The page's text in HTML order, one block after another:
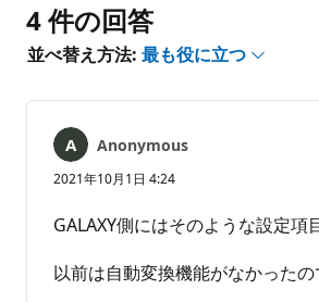
は
あ
ま
ん
4 件の回答
並べ替え方法: 最も役に立つ
Anonymous
2021年10月1日 4:24
GALAXY側にはそのような設定項
以前は自動変換機能がなかった